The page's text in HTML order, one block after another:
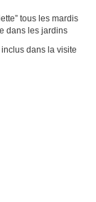
tous les mardis
dans les jardins
dans la visite